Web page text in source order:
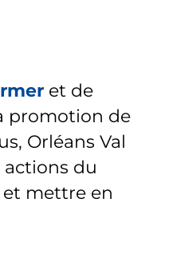
et de
promotion de
Orléans Val
du
mettre en